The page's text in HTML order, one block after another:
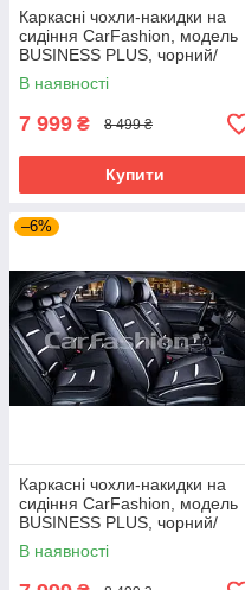
Каркасні чохли-накидки на
сидіння CarFashion, модель
BUSINESS PLUS, чорний/
чорний
В наявності
7 999 ₴ 8 499 ₴
Купити
–6%
Каркасні чохли-накидки на
сидіння CarFashion, модель
BUSINESS PLUS, чорний/
сірий
В наявності